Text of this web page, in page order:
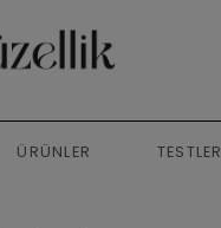
ÜRÜNLER TESTLER